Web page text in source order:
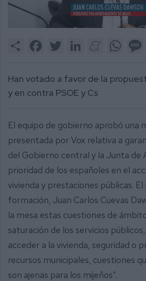
2
Share FacebookTwitter LinkedInMeneame
Han votado a favor de la
y en contra PSOE y Cs
El equipo de gobierno aprobó una
presentada por Vox relativa a
del Gobierno central y la Junta de
prioridad de los españoles en el
vivienda y prestaciones públicas.
formación, Juan Carlos Cuevas
la mesa estas cuestiones de
saturación de los servicios
acceder a la vivienda, seguridad o
recursos municipales, cuestiones
son ajenas para los mijeños”.